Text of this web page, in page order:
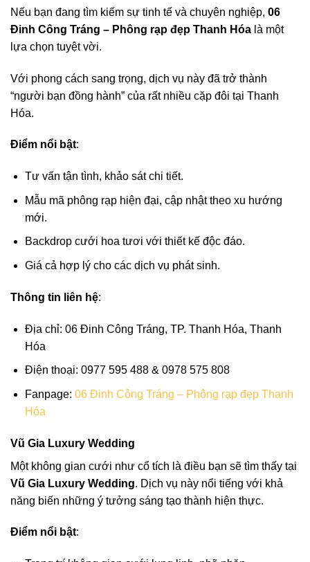
Nếu bạn đang tìm kiếm sự tinh tế và chuyên nghiệp, 06
Đinh Công Tráng – Phông rạp đẹp Thanh Hóa là một
lựa chọn tuyệt vời.
Với phong cách sang trọng, dịch vụ này đã trở thành
“người bạn đồng hành” của rất nhiều cặp đôi tại Thanh
Hóa.
Điểm nổi bật:
Tư vấn tận tình, khảo sát chi tiết.
Mẫu mã phông rạp hiện đại, cập nhật theo xu hướng
mới.
Backdrop cưới hoa tươi với thiết kế độc đáo.
Giá cả hợp lý cho các dịch vụ phát sinh.
Thông tin liên hệ:
Địa chỉ: 06 Đinh Công Tráng, TP. Thanh Hóa, Thanh
Hóa
Điện thoại: 0977 595 488 & 0978 575 808
Fanpage: 06 Đinh Công Tráng – Phông rạp đẹp Thanh
Hóa
Vũ Gia Luxury Wedding
Một không gian cưới như cổ tích là điều bạn sẽ tìm thấy tại
Vũ Gia Luxury Wedding. Dịch vụ này nổi tiếng với khả
năng biến những ý tưởng sáng tạo thành hiện thực.
Điểm nổi bật: